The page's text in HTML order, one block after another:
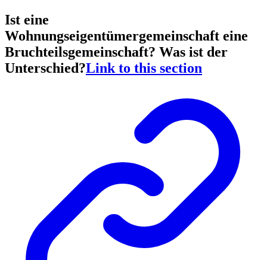
Ist eine
Wohnungseigentümergemeinschaft eine
Bruchteilsgemeinschaft? Was ist der
Unterschied?Link to this section